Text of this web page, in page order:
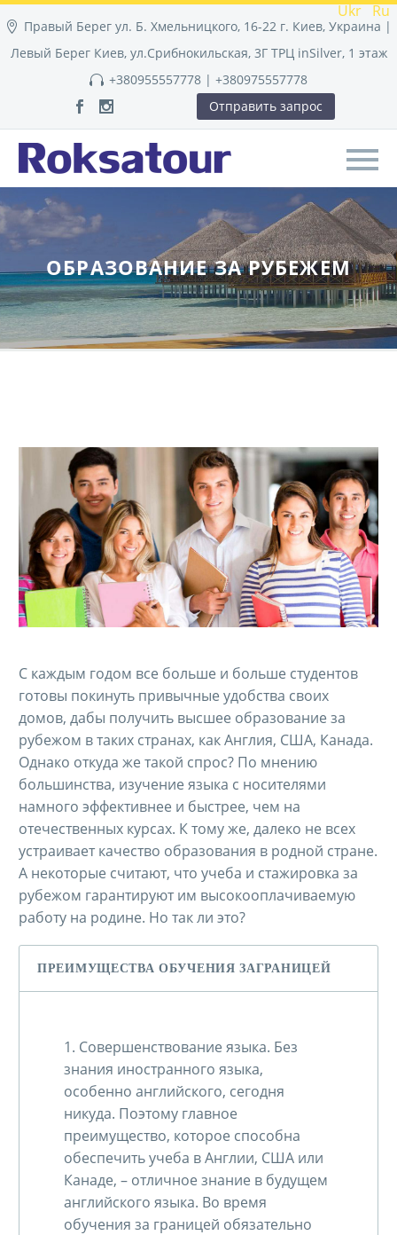
Ukr Ru
Правый Берег ул. Б. Хмельницкого, 16-22 г. Киев, Украина |
Левый Берег Киев, ул.Срибнокильская, 3Г ТРЦ inSilver, 1 этаж
+380955557778 | +380975557778
Отправить запрос
ОБРАЗОВАНИЕ ЗА РУБЕЖЕМ
С каждым годом все больше и больше студентов
готовы покинуть привычные удобства своих
домов, дабы получить высшее образование за
рубежом в таких странах, как Англия, США, Канада.
Однако откуда же такой спрос? По мнению
большинства, изучение языка с носителями
намного эффективнее и быстрее, чем на
отечественных курсах. К тому же, далеко не всех
устраивает качество образования в родной стране.
А некоторые считают, что учеба и стажировка за
рубежом гарантируют им высокооплачиваемую
работу на родине. Но так ли это?
ПРЕИМУЩЕСТВА ОБУЧЕНИЯ ЗАГРАНИЦЕЙ
1. Совершенствование языка. Без
знания иностранного языка,
особенно английского, сегодня
никуда. Поэтому главное
преимущество, которое способна
обеспечить учеба в Англии, США или
Канаде, – отличное знание в будущем
английского языка. Во время
обучения за границей обязательно